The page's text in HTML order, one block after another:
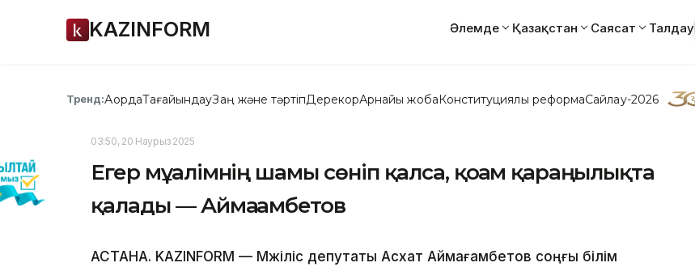
KAZINFORM Әлемде Қазақстан Саясат Талдау
Тренд:АқордаТағайындауЗаң және тәртіпДерекқорАрнайы жобаКонституциялық реформаСайлау-2026
03:50, 20 Наурыз 2025
Егер мұғалімнің шамы сөніп қалса, қоғам қараңғылықта
қалады — Аймағамбетов
АСТАНА. KAZINFORM — Мәжіліс депутаты Асхат Аймағамбетов соңғы білім